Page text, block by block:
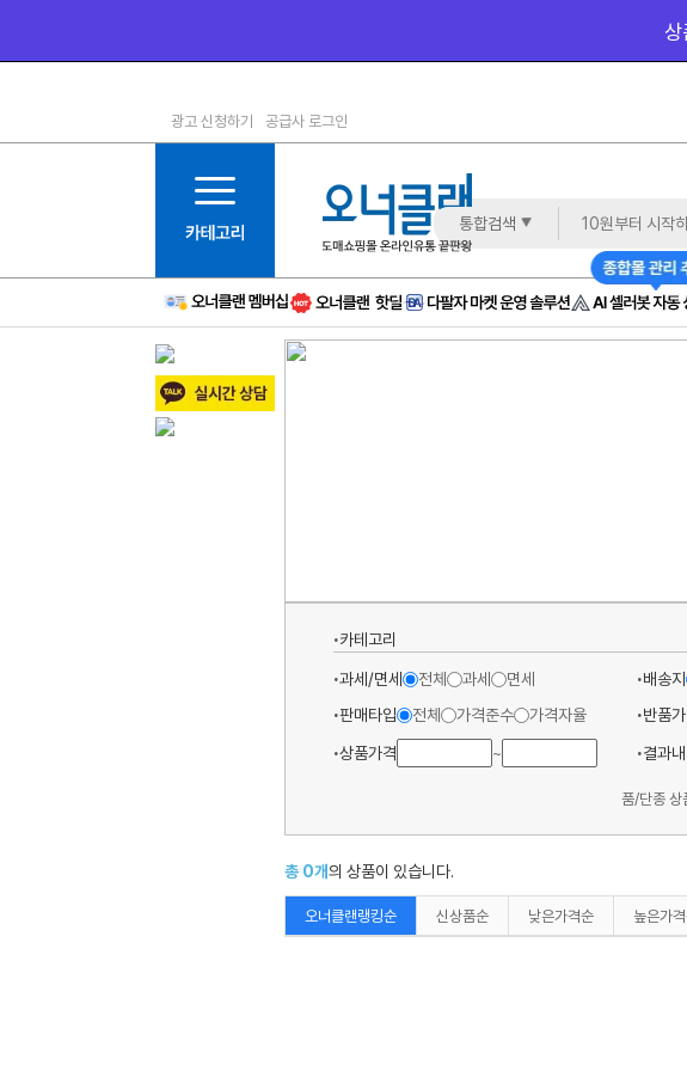
1등급
6등급
11등급
12등급
15등급
16등급
17등급
신규
주의
오
광고 신청하기 공급사 로그인
통합검색
카테고리
과세/면세
전체 과세 면세 배송지
판매타입
전체 가격준수 가격자율 반품
상품가격
~ 결과
품/단종 상
총 0개의 상품이 있습니다.
오너클랜랭킹순 신상품순 낮은가격순 높은가